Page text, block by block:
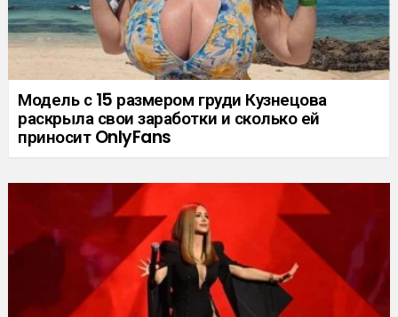
Модель с 15 размером груди Кузнецова
раскрыла свои заработки и сколько ей
приносит OnlyFans